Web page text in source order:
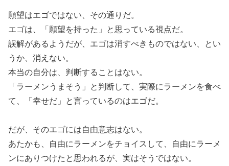
願望はエゴではない、その通りだ。
エゴは、「願望を持った」と思っている視点だ。
誤解があるようだが、エゴは消すべきものではない、とい
うか、消えない。
本当の自分は、判断することはない。
「ラーメンうまそう」と判断して、実際にラーメンを食べ
て、「幸せだ」と言っているのはエゴだ。
だが、そのエゴには自由意志はない。
あたかも、自由にラーメンをチョイスして、自由にラーメ
ンにありつけたと思われるが、実はそうではない。